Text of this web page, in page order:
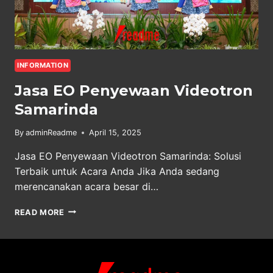
INFORMATION
Jasa EO Penyewaan Videotron
Samarinda
By adminReadme April 15, 2025
Jasa EO Penyewaan Videotron Samarinda: Solusi
Terbaik untuk Acara Anda Jika Anda sedang
merencanakan acara besar di…
READ MORE JASA